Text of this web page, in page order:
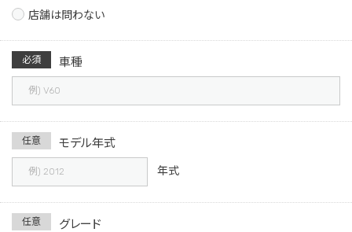
店舗は問わない
必須 車種
任意 モデル年式
年式
任意 グレード